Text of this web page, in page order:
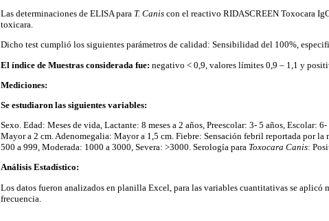
Las determinaciones de ELISA para T. Canis con el reactivo RIDASCREEN Toxocara
toxicara.
Dicho test cumplió los siguientes parámetros de calidad: Sensibilidad del 100%,
El índice de Muestras considerada fue: negativo < 0,9, valores límites 0,9 – 1,1 y
Mediciones:
Se estudiaron las siguientes variables:
Sexo. Edad: Meses de vida, Lactante: 8 meses a 2 años, Preescolar: 3- 5 años, Escolar:
Mayor a 2 cm. Adenomegalia: Mayor a 1,5 cm. Fiebre: Sensación febril reportada por
500 a 999, Moderada: 1000 a 3000, Severa: >3000. Serología para Toxocara Canis:
Análisis Estadístico:
Los datos fueron analizados en planilla Excel, para las variables cuantitativas se aplicó
frecuencia.